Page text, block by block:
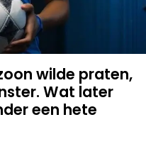
wilde praten,
Wat later
een hete